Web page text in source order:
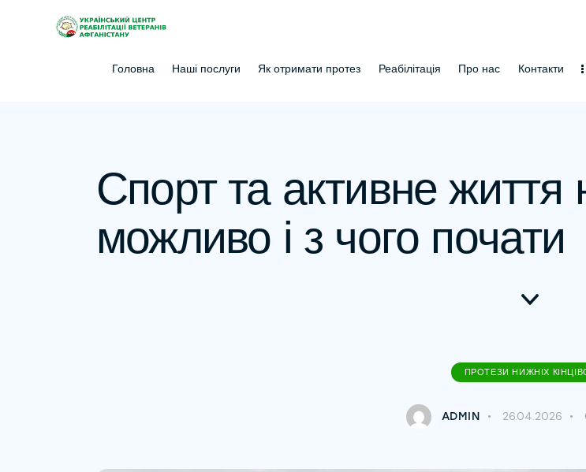
Головна Наші послуги Як отримати протез Реабілітація Про нас Контакти
Спорт та активне життя
можливо і з чого почати
ПРОТЕЗИ НИЖНІХ
ADMIN 26.04.2026